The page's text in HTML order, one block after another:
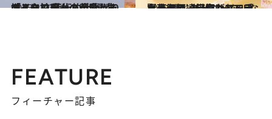
2023.11.30
スイーツなかのが愛してやまない 芸術的仕上がり「ミルフィーユ」5選 生地とクリームの黄金バランスに拍手
グルメ 2023.12.16
賢人御用達【喜ばれる手土産4選】美ビジュアルなお菓子に一目惚れアンティーク柄、繊細なバラ…
グルメ
FEATURE
フィーチャー記事